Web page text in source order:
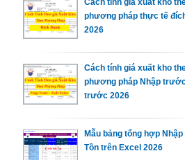
phương pháp thực tế
2026
Cách tính giá xuất kho
phương pháp Nhập
trước 2026
Mẫu bảng tổng hợp Nhập
Tồn trên Excel 2026